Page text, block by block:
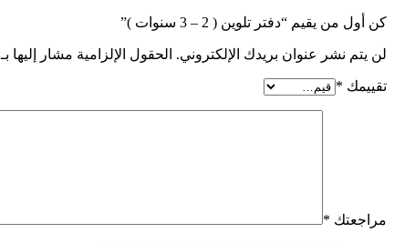
كن أول من يقيم “دفتر تلوين ( 2 – 3 سنوات )”
لن يتم نشر عنوان بريدك الإلكتروني. الحقول الإلزامية مشار إليها بـ
تقييمك *
مراجعتك *